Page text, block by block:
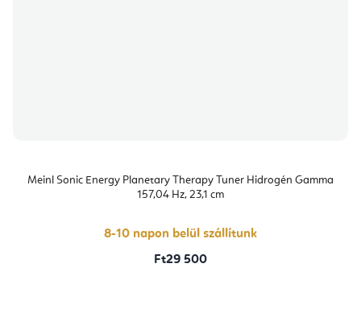
Meinl Sonic Energy Planetary Therapy Tuner Hidrogén Gamma
157,04 Hz, 23,1 cm
8-10 napon belül szállítunk
Ft29 500